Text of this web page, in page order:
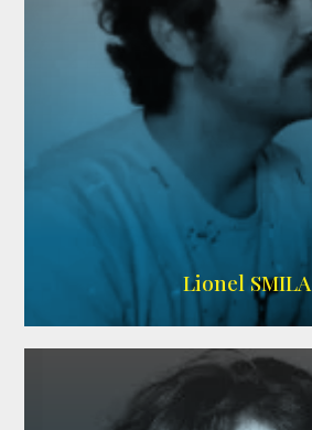
Lionel SMILA